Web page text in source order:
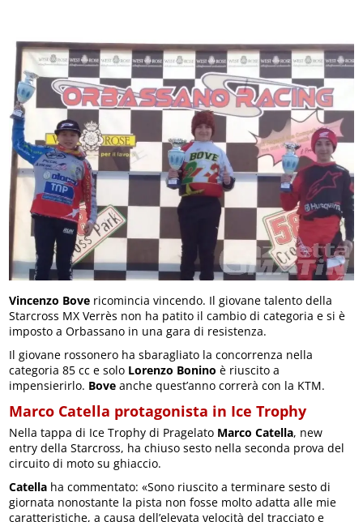
Vincenzo Bove ricomincia vincendo. Il giovane talento della
Starcross MX Verrès non ha patito il cambio di categoria e si è
imposto a Orbassano in una gara di resistenza.
Il giovane rossonero ha sbaragliato la concorrenza nella
categoria 85 cc e solo Lorenzo Bonino è riuscito a
impensierirlo. Bove anche quest’anno correrà con la KTM.
Marco Catella protagonista in Ice Trophy
Nella tappa di Ice Trophy di Pragelato Marco Catella, new
entry della Starcross, ha chiuso sesto nella seconda prova del
circuito di moto su ghiaccio.
Catella ha commentato: «Sono riuscito a terminare sesto di
giornata nonostante la pista non fosse molto adatta alle mie
caratteristiche, a causa dell’elevata velocità del tracciato e